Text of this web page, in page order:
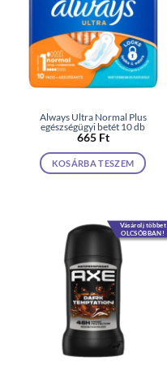
Always Ultra Normal Plus
egészségügyi betét 10 db
665 Ft
KOSÁRBA TESZEM
Vásárolj többet
OLCSÓBBAN!